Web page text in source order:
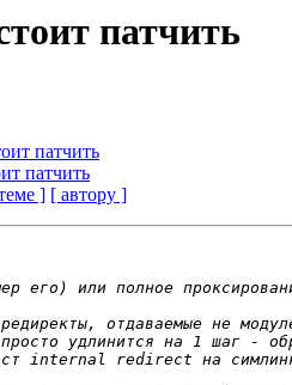
патчить
патчить
патчить
] [ автору ]